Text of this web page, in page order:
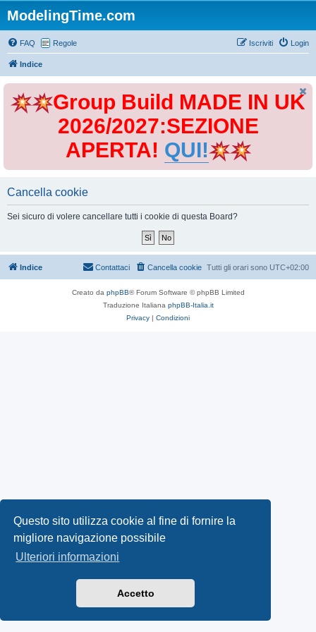
Questo sito utilizza cookie al fine di fornire la
migliore navigazione possibile
Ulteriori informazioni
Accetto
ModelingTime.com
FAQ Regole Login
Iscriviti
Indice
Group Build MADE IN UK
2026/2027:SEZIONE
APERTA! QUI!
Cancella cookie
Sei sicuro di volere cancellare tutti i cookie di questa Board?
Indice Tutti gli orari sono UTC+02:00
Cancella cookie
Contattaci
Creato da phpBB® Forum Software © phpBB Limited
Traduzione Italiana phpBB-Italia.it
Privacy | Condizioni